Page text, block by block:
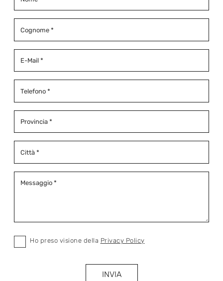
Ho preso visione della Privacy Policy
INVIA